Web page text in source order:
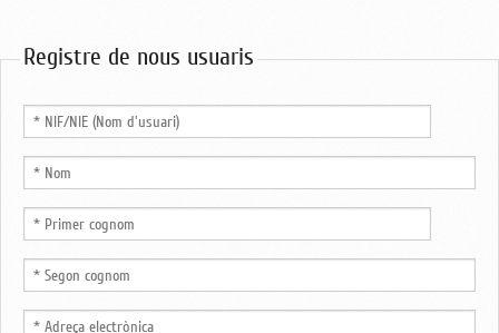
Registre de nous usuaris